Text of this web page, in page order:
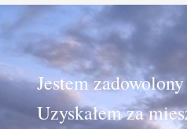
Jestem
Uzyskałem za